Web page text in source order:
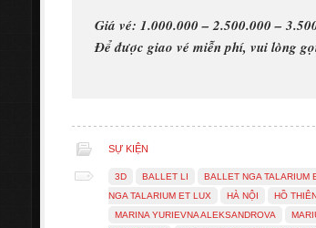
Giá vé: 1.000.000 – 2.500.000 –
Để được giao vé miễn phí, vui lòng
SỰ KIỆN
3D BALLET LI BALLET NGA TALARIUM
NGA TALARIUM ET LUX
HÀ NỘI HỒ
MARINA YURIEVNA ALEKSANDROVA